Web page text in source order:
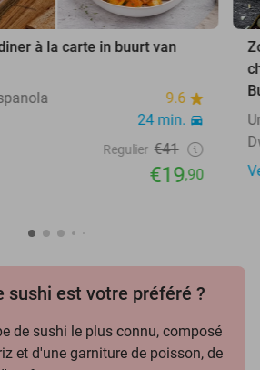
à la carte in buurt van
9.6
24 min.
Regulier €41
€19,90
sushi est votre préféré ?
de sushi le plus connu, composé
et d'une garniture de poisson, de